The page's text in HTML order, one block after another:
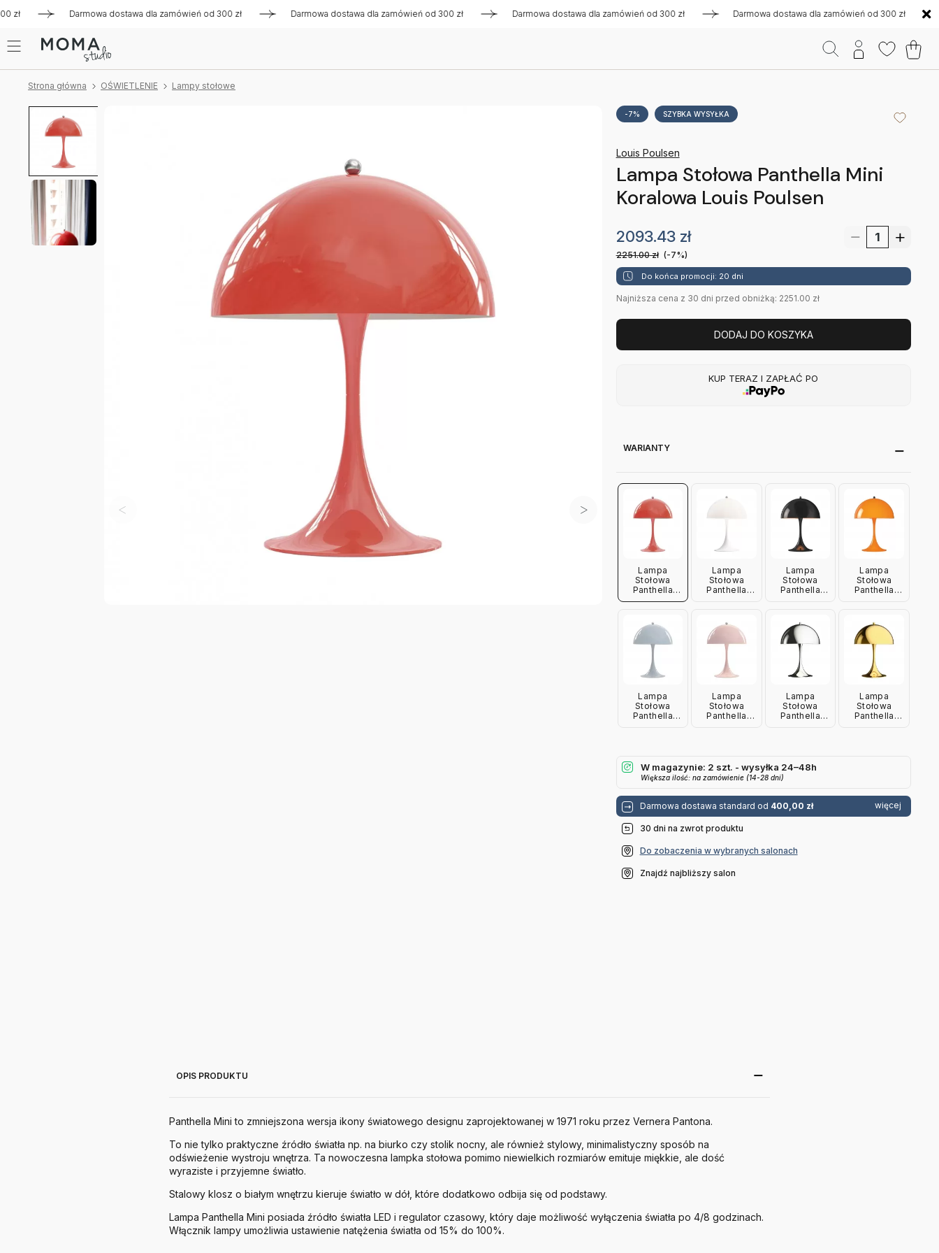
Darmowa dostawa dla zamówień od 300 zł Darmowa dostawa dla zamówień od 300 zł Darmowa dostawa dla zamówień od 300 zł Darmowa dostawa dla zamówień od 300 zł
Strona główna OŚWIETLENIE Lampy stołowe
-7% SZYBKA WYSYŁKA
Louis Poulsen
Lampa Stołowa Panthella Mini
Koralowa Louis Poulsen
2093.43zł
2251.00zł (-7%)
Do końca promocji: 20 dni
Najniższa cena z 30 dni przed obniżką: 2251.00 zł
DODAJ DO KOSZYKA
KUP TERAZ I ZAPŁAĆ PO
WARIANTY
Lampa
Stołowa
Panthella
Mini
Poulsen
Lampa
Stołowa
Panthella
Poulsen
Lampa
Stołowa
Panthella
Lampa
Stołowa
Panthella
Louis
Poulsen
Lampa
Stołowa
Panthella
Lampa
Stołowa
Panthella
Lampa
Stołowa
Panthella
Lampa
Stołowa
Panthella
W magazynie: 2 szt. - wysyłka 24–48h
Większa ilość: na zamówienie (14-28 dni)
Darmowa dostawa standard od 400,00 zł więcej
30 dni na zwrot produktu
Do zobaczenia w wybranych salonach
Znajdź najbliższy salon
OPIS PRODUKTU
Panthella Mini to zmniejszona wersja ikony światowego designu zaprojektowanej w 1971 roku przez Vernera Pantona.
To nie tylko praktyczne źródło światła np. na biurko czy stolik nocny, ale również stylowy, minimalistyczny sposób na
odświeżenie wystroju wnętrza. Ta nowoczesna lampka stołowa pomimo niewielkich rozmiarów emituje miękkie, ale dość
wyraziste i przyjemne światło.
Stalowy klosz o białym wnętrzu kieruje światło w dół, które dodatkowo odbija się od podstawy.
Lampa Panthella Mini posiada źródło światła LED i regulator czasowy, który daje możliwość wyłączenia światła po 4/8 godzinach.
Włącznik lampy umożliwia ustawienie natężenia światła od 15% do 100%.